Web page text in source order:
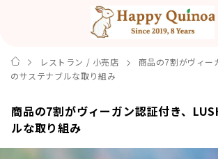
レストラン / 小売店
商品の7割がヴィー
のサステナブルな取り組み
商品の7割がヴィーガン認証付き、
ルな取り組み